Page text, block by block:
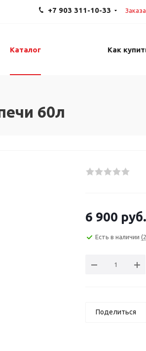
+7 903 311-10-33
Каталог Как
60л
6 900 руб.
Есть в наличии
Поделиться